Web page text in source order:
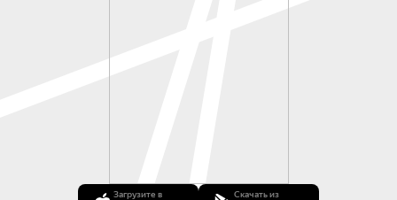
Загрузите в Скачать из